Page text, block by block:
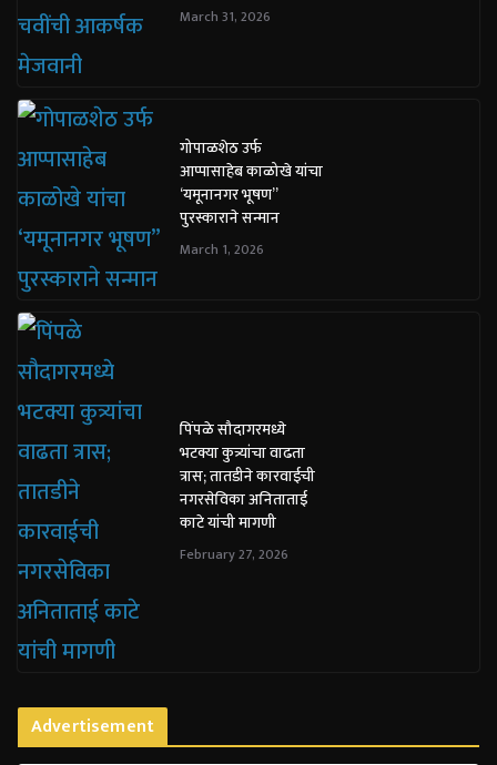
March 31, 2026
गोपाळशेठ उर्फ
आप्पासाहेब काळोखे यांचा
‘यमूनानगर भूषण”
पुरस्काराने सन्मान
March 1, 2026
पिंपळे सौदागरमध्ये
भटक्या कुत्र्यांचा वाढता
त्रास; तातडीने कारवाईची
नगरसेविका अनिताताई
काटे यांची मागणी
February 27, 2026
Advertisement